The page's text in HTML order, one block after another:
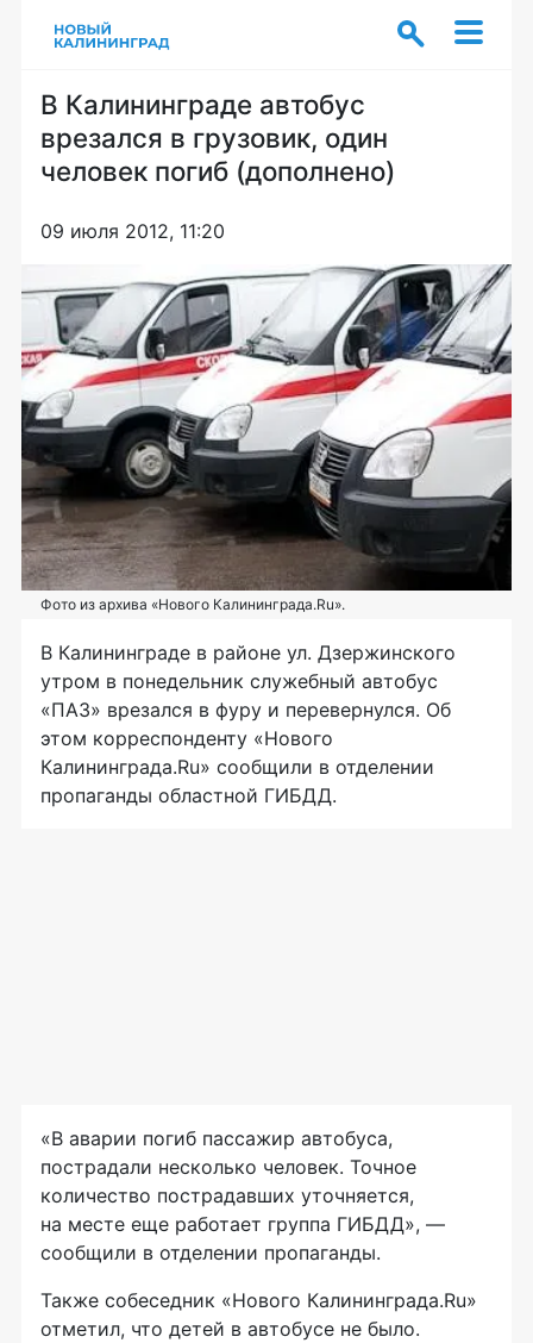
В Калининграде автобус
врезался в грузовик, один
человек погиб (дополнено)
09 июля 2012, 11:20
Фото из архива «Нового Калининграда.Ru».
В Калининграде в районе ул. Дзержинского
утром в понедельник служебный автобус
«ПАЗ» врезался в фуру и перевернулся. Об
этом корреспонденту «Нового
Калининграда.Ru» сообщили в отделении
пропаганды областной ГИБДД.
«В аварии погиб пассажир автобуса,
пострадали несколько человек. Точное
количество пострадавших уточняется,
на месте еще работает группа ГИБДД», —
сообщили в отделении пропаганды.
Также собеседник «Нового Калининграда.Ru»
отметил, что детей в автобусе не было.